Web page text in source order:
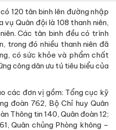
120 tân binh lên đường nhập
Quân đội là 108 thanh niên,
Các tân binh đều có trình
trong đó nhiều thanh niên đã
có sức khỏe và phẩm chất
công dân ưu tú tiêu biểu của
các đơn vị gồm: Tổng cục kỹ
đoàn 762, Bộ Chỉ huy Quân
Thông tin 140, Quân đoàn 12;
Quân chủng Phòng không –